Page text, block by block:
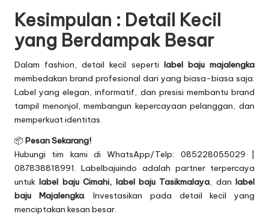
Kesimpulan : Detail Kecil
yang Berdampak Besar
Dalam fashion, detail kecil seperti label baju majalengka
membedakan brand profesional dari yang biasa-biasa saja.
Label yang elegan, informatif, dan presisi membantu brand
tampil menonjol, membangun kepercayaan pelanggan, dan
memperkuat identitas.
📦 Pesan Sekarang!
Hubungi tim kami di WhatsApp/Telp: 085228055029 |
087838818991. Labelbajuindo adalah partner terpercaya
untuklabel baju Cimahi, label baju Tasikmalaya , dan label
baju Majalengka. Investasikan pada detail kecil yang
menciptakan kesan besar.